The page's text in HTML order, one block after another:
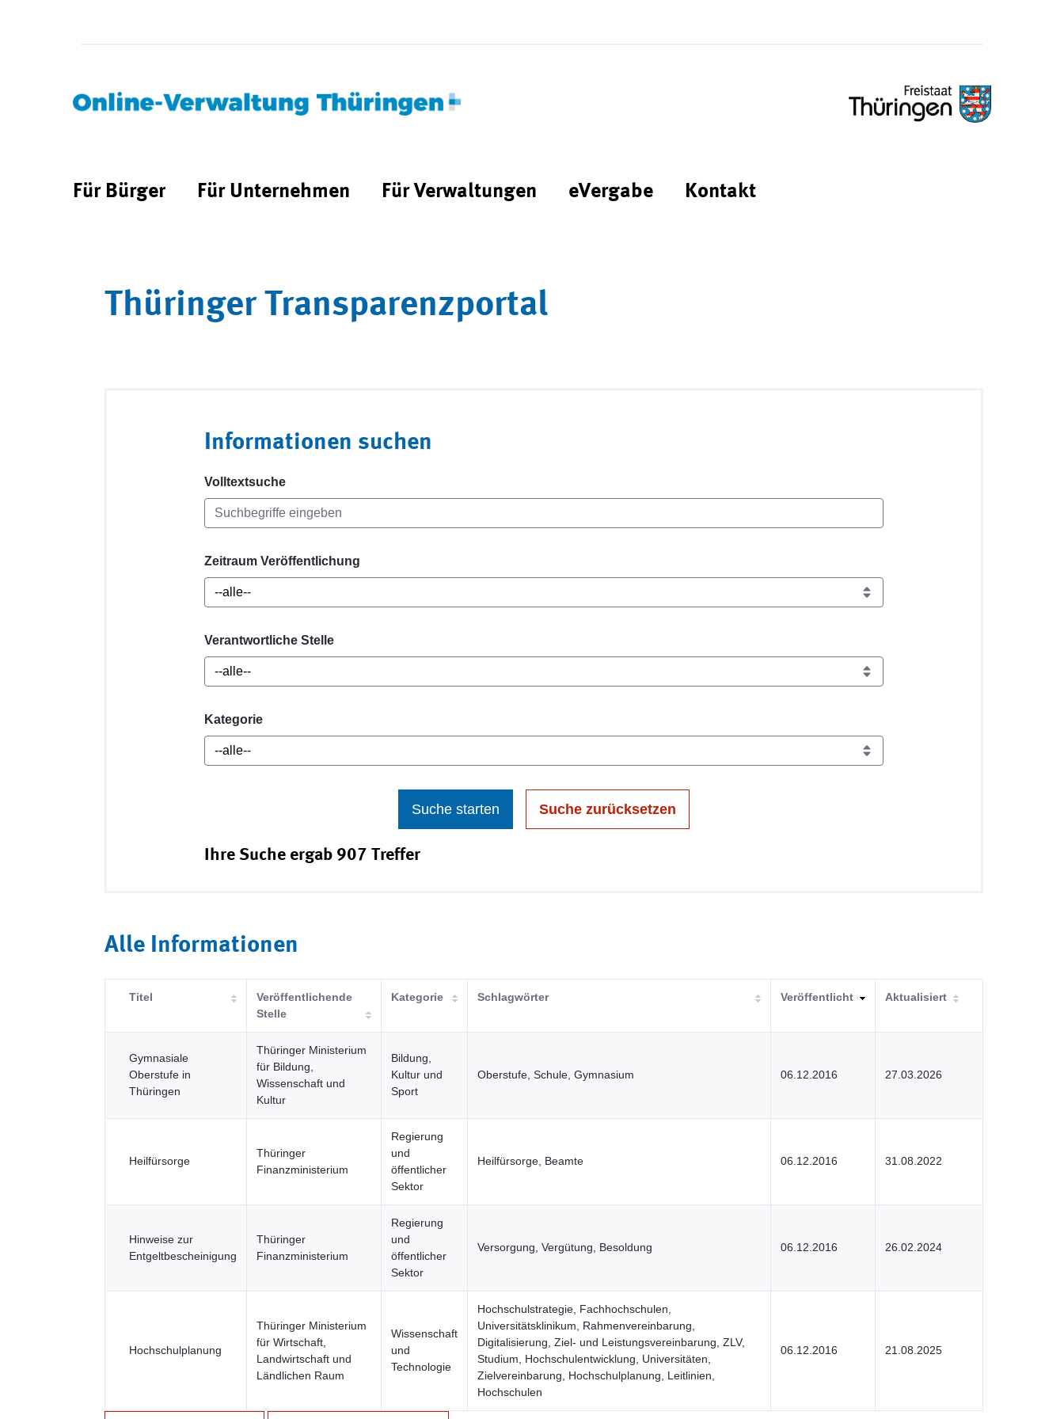
Für Bürger Für Unternehmen Für Verwaltungen eVergabe Kontakt
Thüringer Transparenzportal
Informationen suchen
Volltextsuche
Zeitraum Veröffentlichung
Verantwortliche Stelle
Kategorie
Suche starten Suche zurücksetzen
Ihre Suche ergab 907 Treffer
Alle Informationen
Titel
Veröffentlichende
Stelle
Kategorie Schlagwörter Veröffentlicht Aktualisiert
Gymnasiale
Oberstufe in
Thüringen
Thüringer Ministerium
für Bildung,
Wissenschaft und
Kultur
Bildung,
Kultur und
Sport
Oberstufe, Schule, Gymnasium 06.12.2016 27.03.2026
Heilfürsorge
Thüringer
Finanzministerium
Regierung
und
öffentlicher
Sektor
Heilfürsorge, Beamte 06.12.2016 31.08.2022
Hinweise zur
Entgeltbescheinigung
Thüringer
Finanzministerium
Regierung
und
öffentlicher
Sektor
Versorgung, Vergütung, Besoldung 06.12.2016 26.02.2024
Hochschulplanung
Thüringer Ministerium
für Wirtschaft,
Landwirtschaft und
Ländlichen Raum
Wissenschaft
und
Technologie
Hochschulstrategie, Fachhochschulen,
Universitätsklinikum, Rahmenvereinbarung,
Digitalisierung, Ziel- und Leistungsvereinbarung, ZLV,
Studium, Hochschulentwicklung, Universitäten,
Zielvereinbarung, Hochschulplanung, Leitlinien,
Hochschulen
06.12.2016 21.08.2025